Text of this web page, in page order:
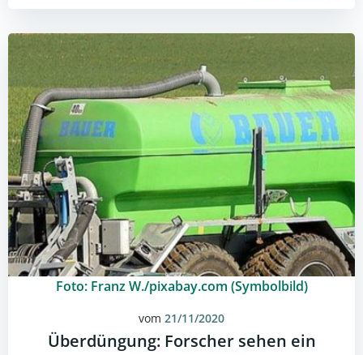
Foto: Franz W./pixabay.com (Symbolbild)
vom 21/11/2020
Überdüngung: Forscher sehen ein